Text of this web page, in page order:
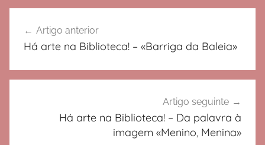
de
Artigo anterior
Há arte na Biblioteca! – «Barriga da Baleia»
Artigo seguinte
Há arte na Biblioteca! – Da palavra à
imagem «Menino, Menina»